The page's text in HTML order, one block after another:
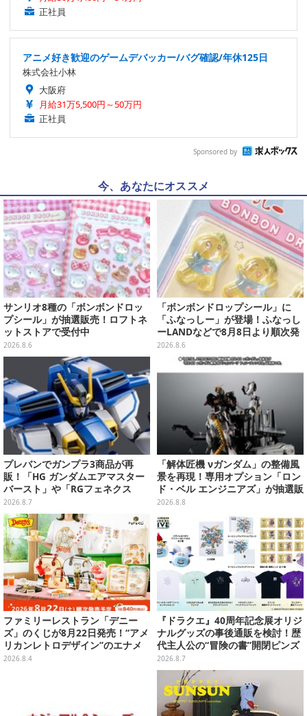
正社員
アニメ好き歓迎のゲームデバッカー/バグ確認/年休125日
株式会社小林
大阪府
月給31万5,500円～50万円
正社員
Sponsored by
今、あなたにオススメ
サンリオ8種の「ボンボンドロッ
プシール」が抽選販売！ロフトネ
ットストアで受付中
2026.8.6
「ボンボンドロップシール」に
「ふなっしー」が登場！ふなっし
ーLANDなどで8月8日より順次発
売
2026.8.6
プレバンでガンプラ3商品が再
販！「HG ガンダムエアマスター
バースト」や「RGフェネクス
（ナラティブVer.）」も
2026.8.7
「解体匠機 νガンダム」の整備風
景を再現！専用オプション「ロン
ド・ベル エンジニアズ」が抽選販
売
2026.8.8
ファミリーレストラン「デニー
ズ」のくじが8月22日発売！“アメ
リカンレトロデザイン”のエナメ
ルバッグやTシャツなど、日常使
2026.8.4
『ドラクエ』40周年記念展オリジ
ナルグッズの事後通販を検討！歴
代主人公の“冒険の書”開閉ピンズ
をはじめ、ユニークなＴシャツや
雑貨など
2026.8.7